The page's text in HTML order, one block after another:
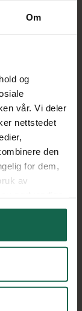
Om
og
vår. Vi deler
nettstedet
den
for dem,
av
vårt.
færre
fortsatt
for batteri
bidrar til
intervaller